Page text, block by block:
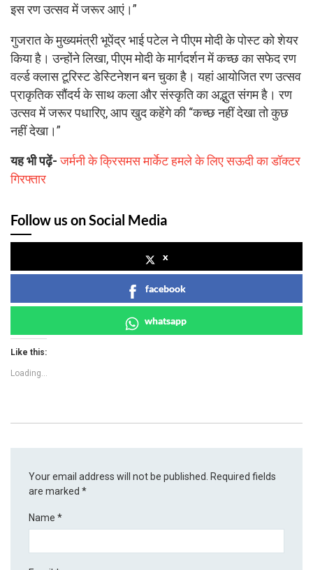
इस रण उत्सव में जरूर आएं।”
गुजरात के मुख्यमंत्री भूपेंद्र भाई पटेल ने पीएम मोदी के पोस्ट को शेयर
किया है। उन्होंने लिखा, पीएम मोदी के मार्गदर्शन में कच्छ का सफेद रण
वर्ल्ड क्लास टूरिस्ट डेस्टिनेशन बन चुका है। यहां आयोजित रण उत्सव
प्राकृतिक सौंदर्य के साथ कला और संस्कृति का अद्भुत संगम है। रण
उत्सव में जरूर पधारिए, आप खुद कहेंगे की “कच्छ नहीं देखा तो कुछ
नहीं देखा।”
यह भी पढ़ें- जर्मनी के क्रिसमस मार्केट हमले के लिए सऊदी का डॉक्टर
गिरफ्तार
Follow us on Social Media
x
facebook
whatsapp
Like this:
Loading...
Your email address will not be published.
Required fields
are marked*
Name*